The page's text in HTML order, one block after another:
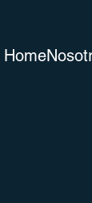
Home